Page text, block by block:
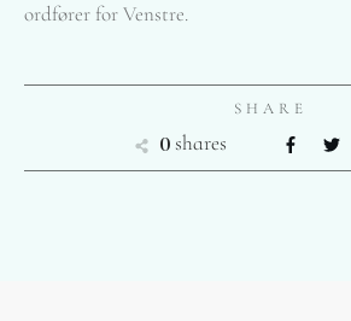
ordfører for Venstre.
SHARE
0 shares